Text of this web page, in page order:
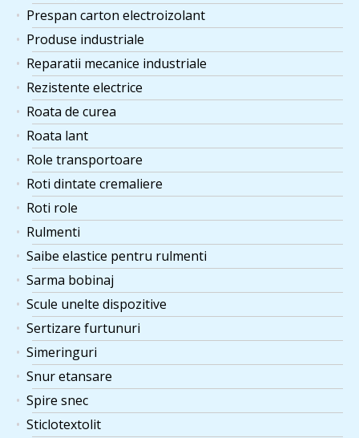
Prespan carton electroizolant
Produse industriale
Reparatii mecanice industriale
Rezistente electrice
Roata de curea
Roata lant
Role transportoare
Roti dintate cremaliere
Roti role
Rulmenti
Saibe elastice pentru rulmenti
Sarma bobinaj
Scule unelte dispozitive
Sertizare furtunuri
Simeringuri
Snur etansare
Spire snec
Sticlotextolit